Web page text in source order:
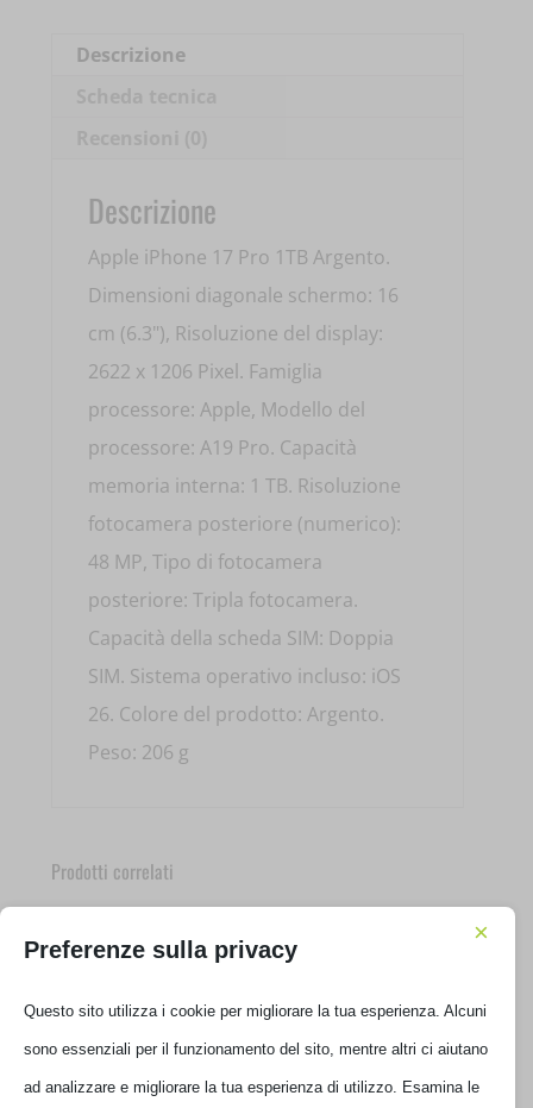
Descrizione
Descrizione
Apple iPhone 17 Pro 1TB Argento.
Dimensioni diagonale schermo: 16
cm (6.3"), Risoluzione del display:
2622 x 1206 Pixel. Famiglia
processore: Apple, Modello del
processore: A19 Pro. Capacità
memoria interna: 1 TB. Risoluzione
fotocamera posteriore (numerico):
48 MP, Tipo di fotocamera
posteriore: Tripla fotocamera.
Capacità della scheda SIM: Doppia
SIM. Sistema operativo incluso: iOS
26. Colore del prodotto: Argento.
Peso: 206 g
Prodotti correlati
Preferenze sulla privacy
×
Questo sito utilizza i cookie per migliorare la tua esperienza. Alcuni
sono essenziali per il funzionamento del sito, mentre altri ci aiutano
ad analizzare e migliorare la tua esperienza di utilizzo. Esamina le